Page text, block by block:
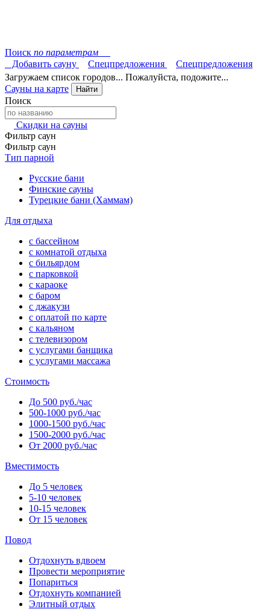
Поиск по параметрам
Добавить сауну
Спецпредложения
Спецпредложения
Загружаем список городов... Пожалуйста, подожите...
Сауны на карте
Найти
Поиск
Скидки на сауны
Фильтр саун
Фильтр саун
Тип парной
Русские бани
Финские сауны
Турецкие бани (Хаммам)
Для отдыха
с бассейном
с комнатой отдыха
с бильярдом
с парковкой
с караоке
с баром
с джакузи
с оплатой по карте
с кальяном
с телевизором
с услугами банщика
с услугами массажа
Стоимость
До 500 руб./час
500-1000 руб./час
1000-1500 руб./час
1500-2000 руб./час
От 2000 руб./час
Вместимость
До 5 человек
5-10 человек
10-15 человек
От 15 человек
Повод
Отдохнуть вдвоем
Провести мероприятие
Попариться
Отдохнуть компанией
Элитный отдых